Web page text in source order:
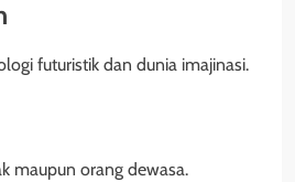
futuristik dan dunia imajinasi.
maupun orang dewasa.